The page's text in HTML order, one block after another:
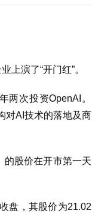
上演了“开门红”。
两次投资OpenAI。
对AI技术的落地及商
的股价在开市第一天
盘，其股价为21.02